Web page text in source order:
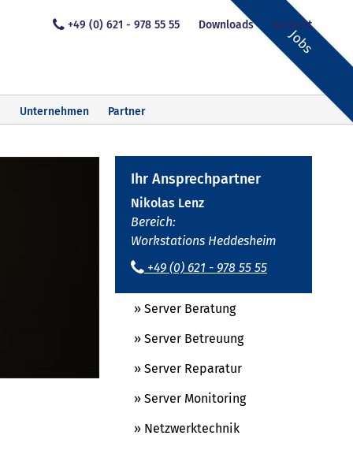
Jobs
+49 (0) 621 - 978 55 55 Downloads Kontakt
Unternehmen Partner
Ihr Ansprechpartner
Nikolas Lenz
Bereich:
Workstations Heddesheim
+49 (0) 621 - 978 55 55
» Server Beratung
» Server Betreuung
» Server Reparatur
» Server Monitoring
» Netzwerktechnik